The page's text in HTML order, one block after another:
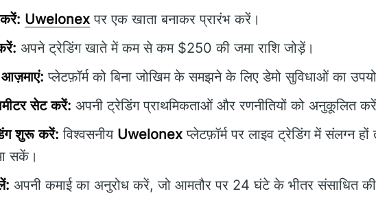
Uwelonex पर एक खाता बनाकर प्रारंभ करें।
अपने ट्रेडिंग खाते में कम से कम $250 की जमा राशि जोड़ें।
आज़माएं: प्लेटफ़ॉर्म को बिना जोखिम के समझने के लिए डेमो सुविधाओं का
सेट करें: अपनी ट्रेडिंग प्राथमिकताओं और रणनीतियों को अनुकूलित
शुरू करें: विश्वसनीय Uwelonex प्लेटफ़ॉर्म पर लाइव ट्रेडिंग में संलग्न
सकें।
अपनी कमाई का अनुरोध करें, जो आमतौर पर 24 घंटे के भीतर संसाधित की